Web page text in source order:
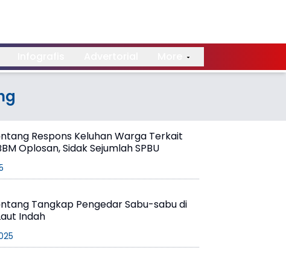
Respons Keluhan Warga Terkait
Oplosan, Sidak Sejumlah SPBU
Tangkap Pengedar Sabu-sabu di
Indah